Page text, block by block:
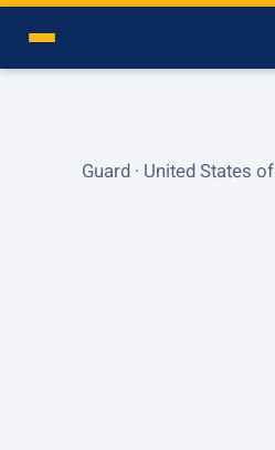
מכבי תל אביב · חולצה 13 · Guard · United States of